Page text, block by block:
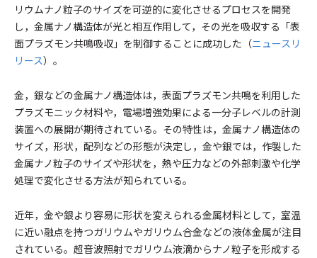
リウムナノ粒子のサイズを可逆的に変化させるプロセスを開発
し，金属ナノ構造体が光と相互作用して，その光を吸収する「表
面プラズモン共鳴吸収」を制御することに成功した（ニュースリ
リース）。
金，銀などの金属ナノ構造体は，表面プラズモン共鳴を利用した
プラズモニック材料や，電場増強効果による一分子レベルの計測
装置への展開が期待されている。その特性は，金属ナノ構造体の
サイズ，形状，配列などの形態が決定し，金や銀では，作製した
金属ナノ粒子のサイズや形状を，熱や圧力などの外部刺激や化学
処理で変化させる方法が知られている。
近年，金や銀より容易に形状を変えられる金属材料として，室温
に近い融点を持つガリウムやガリウム合金などの液体金属が注目
されている。超音波照射でガリウム液滴からナノ粒子を形成する